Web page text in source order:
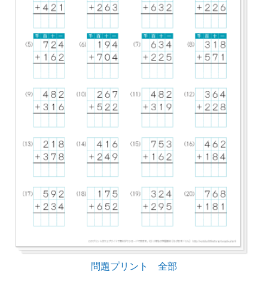
問題プリント 全部